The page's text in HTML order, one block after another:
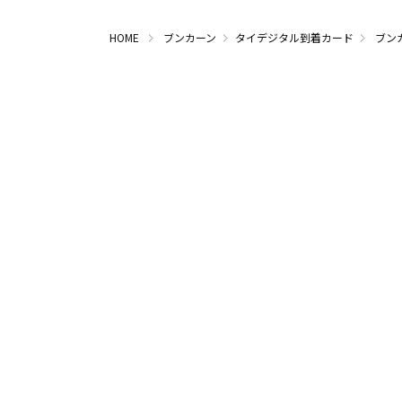
HOME ブンカーン タイデジタル到着カード ブン